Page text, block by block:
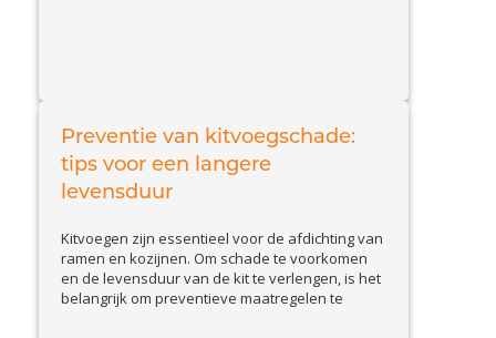
Preventie van kitvoegschade:
tips voor een langere
levensduur
Kitvoegen zijn essentieel voor de afdichting van
ramen en kozijnen. Om schade te voorkomen
en de levensduur van de kit te verlengen, is het
belangrijk om preventieve maatregelen te